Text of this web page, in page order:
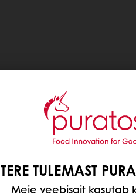
TERE TULEMAST
Meie veebisait kasutab